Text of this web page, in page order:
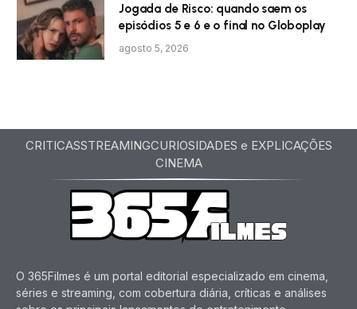
Jogada de Risco: quando saem os
episódios 5 e 6 e o final no Globoplay
agosto 5, 2026
CRITICASSTREAMINGCURIOSIDADES e EXPLICAÇÕES
CINEMA
O 365Filmes é um portal editorial especializado em cinema,
séries e streaming, com cobertura diária, críticas e análises